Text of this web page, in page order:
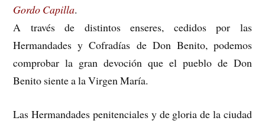
Gordo Capilla.
A través de distintos enseres, cedidos por las
Hermandades y Cofradías de Don Benito, podemos
comprobar la gran devoción que el pueblo de Don
Benito siente a la Virgen María.
Las Hermandades penitenciales y de gloria de la ciudad